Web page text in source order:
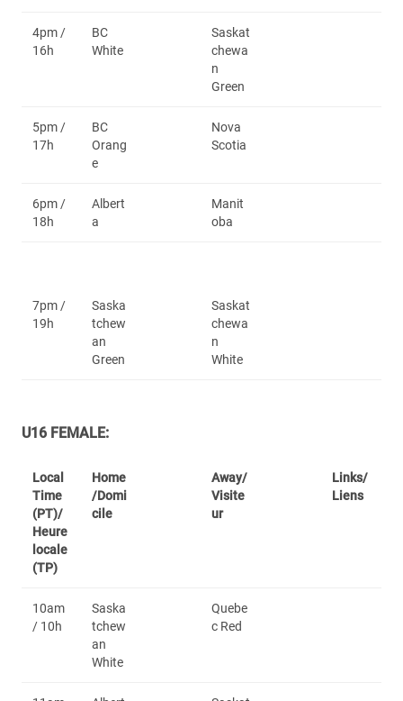
4pm /
16h
BC
White
Saskat
chewa
n
Green
5pm /
17h
BC
Orang
e
Nova
Scotia
6pm /
18h
Albert
a
Manit
oba
7pm /
19h
Saska
tchew
an
Green
Saskat
chewa
n
White
U16 FEMALE:
Local
Time
(PT)/
Heure
locale
(TP)
Home
/Domi
cile
Away/
Visite
ur
Links/
Liens
10am
/ 10h
Saska
tchew
an
White
Quebe
c Red